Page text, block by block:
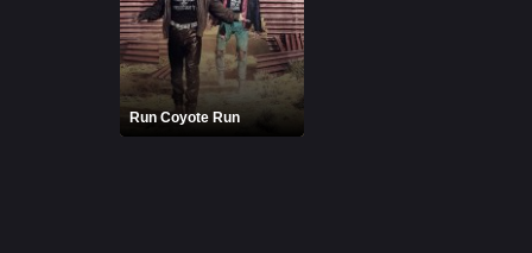
Run Coyote Run